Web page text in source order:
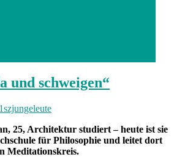
und schweigen“
szjungeleute
25, Architektur studiert – heute ist sie
für Philosophie und leitet dort
Meditationskreis.